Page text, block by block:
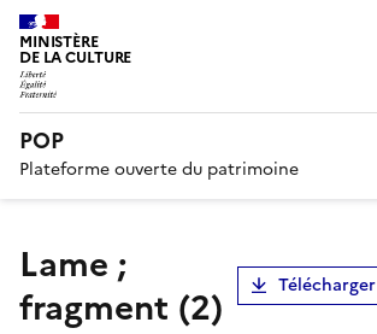
MINISTÈRE
DE LA CULTURE
POP
Plateforme ouverte du patrimoine
lame ;
fragment (2)
Télécharger